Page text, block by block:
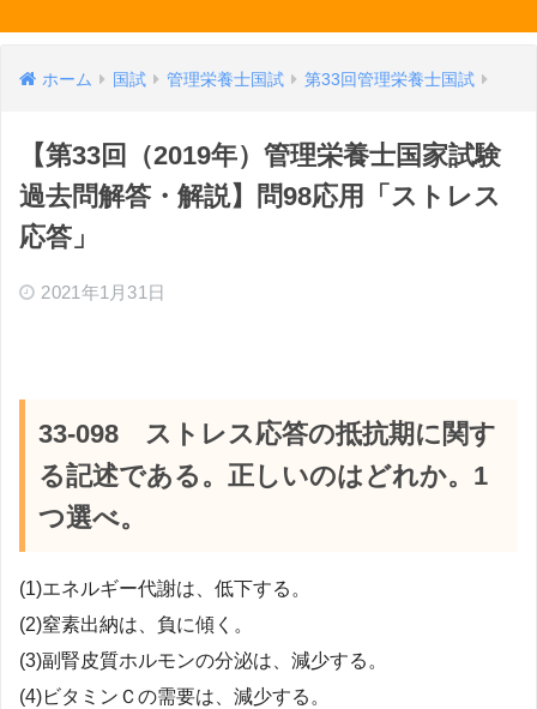
ホーム 国試 管理栄養士国試 第33回管理栄養士国試
【第33回（2019年）管理栄養士国家試験
過去問解答・解説】問98応用「ストレス
応答」
2021年1月31日
33-098 ストレス応答の抵抗期に関す
る記述である。正しいのはどれか。1
つ選べ。
(1)エネルギー代謝は、低下する。
(2)窒素出納は、負に傾く。
(3)副腎皮質ホルモンの分泌は、減少する。
(4)ビタミンＣの需要は、減少する。